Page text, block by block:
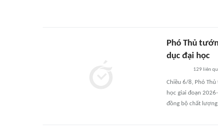
Phó Thủ
dục đại học
129 liên
Chiều 6/8, Phó
học giai đoạn
đồng bộ chất